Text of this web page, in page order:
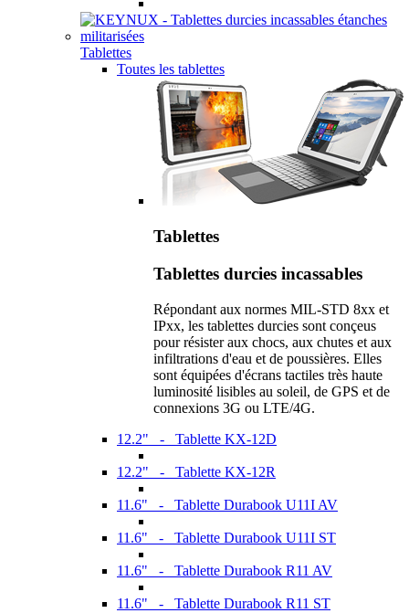
Tablettes
Toutes les tablettes
Tablettes
Tablettes durcies incassables
Répondant aux normes MIL-STD 8xx et
IPxx, les tablettes durcies sont conçeus
pour résister aux chocs, aux chutes et aux
infiltrations d'eau et de poussières. Elles
sont équipées d'écrans tactiles très haute
luminosité lisibles au soleil, de GPS et de
connexions 3G ou LTE/4G.
12.2" - Tablette KX-12D
12.2" - Tablette KX-12R
11.6" - Tablette Durabook U11I AV
11.6" - Tablette Durabook U11I ST
11.6" - Tablette Durabook R11 AV
11.6" - Tablette Durabook R11 ST